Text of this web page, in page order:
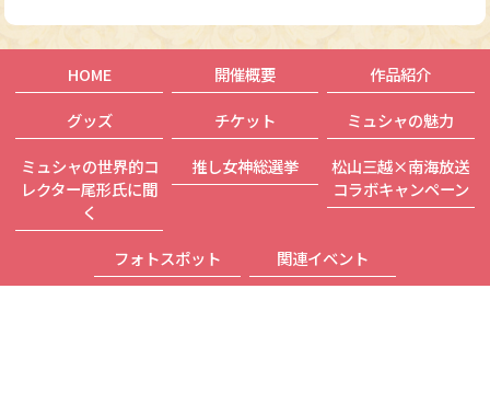
HOME 開催概要
作品紹介
グッズ
チケット
ミュシャの魅力
ミュシャの世界的コ
レクター尾形氏に聞
く
推し女神総選挙
松山三越×南海放送
コラボキャンペーン
フォトスポット 関連イベント